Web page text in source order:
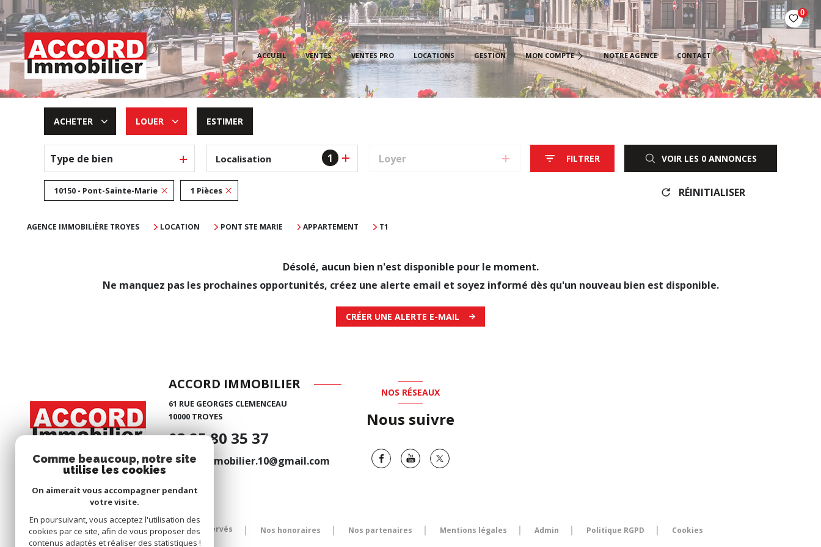
0
ACCUEIL VENTES VENTES PRO LOCATIONS GESTION MON COMPTE
PROPRIÉTAIRES BAILLEURS
LOCATAIRES
PROPRIÉTAIRES VENDEURS
NOTRE AGENCE CONTACT
ACHETER
De l'ancien
De l'immo pro
LOUER
à l'année
ESTIMER
Type de bien 1
Localisation Loyer FILTRER VOIR LES 0ANNONCES
10150 - Pont-Sainte-Marie 1 Pièces RÉINITIALISER
AGENCE IMMOBILIÈRE TROYES LOCATION PONT STE MARIE APPARTEMENT T1
Désolé, aucun bien n'est disponible pour le moment.
Ne manquez pas les prochaines opportunités, créez une alerte email et soyez informé dès qu'un nouveau bien est disponible.
CRÉER UNE ALERTE E-MAIL
ACCORD IMMOBILIER
61 RUE GEORGES CLEMENCEAU
10000 TROYES
03 25 80 35 37
accordimmobilier.10@gmail.com
NOS RÉSEAUX
Nous suivre
© 2026 | Tous droits réservés Nos honoraires Nos partenaires Mentions légales Admin Politique RGPD Cookies
Comme beaucoup, notre site
utilise les cookies
On aimerait vous accompagner pendant
votre visite.
En poursuivant, vous acceptez l'utilisation des
cookies par ce site, afin de vous proposer des
contenus adaptés et réaliser des statistiques !